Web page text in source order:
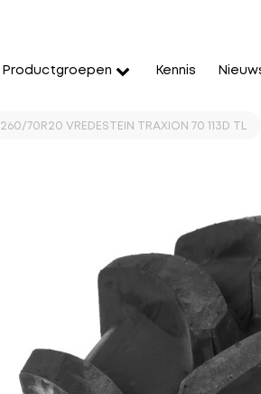
Productgroepen Kennis
260/70R20 VREDESTEIN TRAXION 70 113D TL